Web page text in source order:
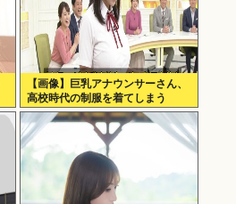
【画像】巨乳アナウンサーさん、
高校時代の制服を着てしまう